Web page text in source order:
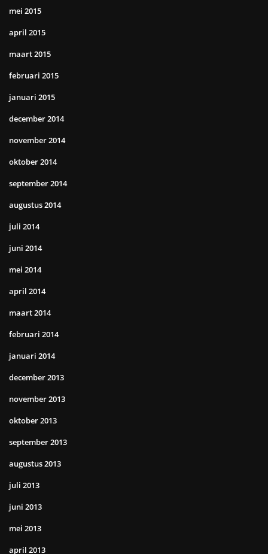
mei 2015
april 2015
maart 2015
februari 2015
januari 2015
december 2014
november 2014
oktober 2014
september 2014
augustus 2014
juli 2014
juni 2014
mei 2014
april 2014
maart 2014
februari 2014
januari 2014
december 2013
november 2013
oktober 2013
september 2013
augustus 2013
juli 2013
juni 2013
mei 2013
april 2013